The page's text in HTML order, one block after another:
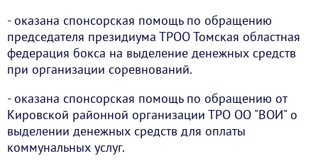
- оказана спонсорская помощь по обращению
председателя президиума ТРОО Томская областная
федерация бокса на выделение денежных средств
при организации соревнований.
- оказана спонсорская помощь по обращению от
Кировской районной организации ТРО ОО "ВОИ" о
выделении денежных средств для оплаты
коммунальных услуг.